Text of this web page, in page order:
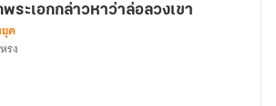
ระเอกกล่าวหาว่าล่อลวงเขา
ค
รง